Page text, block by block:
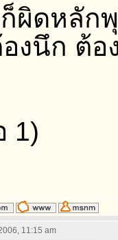
ผิดหลัก
องนึก ต้
1)
11:15 am